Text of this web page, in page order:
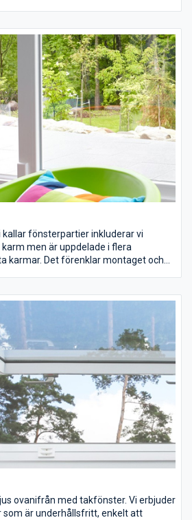
och trädgård med Menta Delux
kallar fönsterpartier inkluderar vi
men är uppdelade i flera
karmar. Det förenklar montaget och
ovanifrån med takfönster. Vi erbjuder
är underhållsfritt, enkelt att